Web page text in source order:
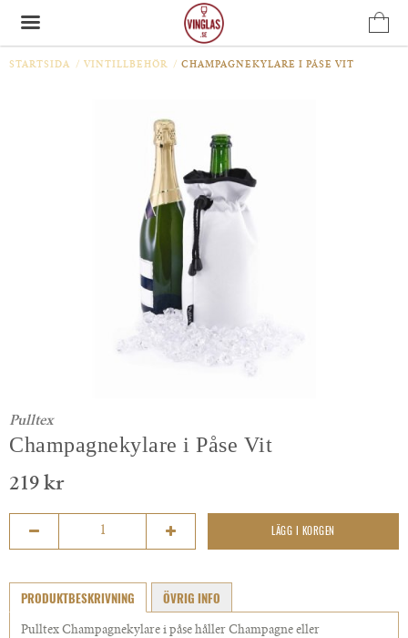
STARTSIDA / VINTILLBEHÖR / CHAMPAGNEKYLARE I PÅSE VIT
Pulltex
Champagnekylare i Påse Vit
219 kr
LÄGG I KORGEN
PRODUKTBESKRIVNING ÖVRIG INFO
Pulltex Champagnekylare i påse håller Champagne eller